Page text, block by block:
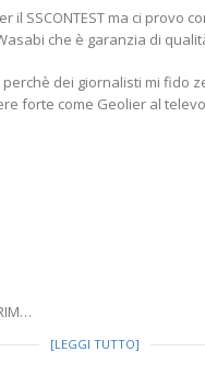
il SSCONTEST ma ci provo
che è garanzia di
perchè dei giornalisti mi fido
forte come Geolier al
[LEGGI TUTTO]